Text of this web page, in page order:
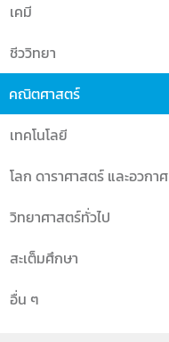
เคมี
ชีววิทยา
คณิตศาสตร์
เทคโนโลยี
โลก ดาราศาสตร์ และอวกาศ
วิทยาศาสตร์ทั่วไป
สะเต็มศึกษา
อื่น ๆ